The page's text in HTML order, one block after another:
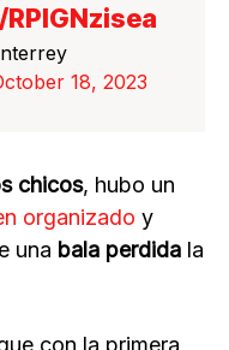
18, 2023
chicos, hubo un
organizado y
una bala perdida la
con la primera